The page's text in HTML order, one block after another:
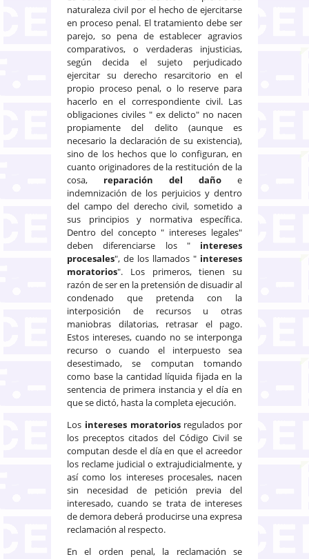
naturaleza civil por el hecho de ejercitarse
en proceso penal. El tratamiento debe ser
parejo, so pena de establecer agravios
comparativos, o verdaderas injusticias,
según decida el sujeto perjudicado
ejercitar su derecho resarcitorio en el
propio proceso penal, o lo reserve para
hacerlo en el correspondiente civil. Las
obligaciones civiles " ex delicto" no nacen
propiamente del delito (aunque es
necesario la declaración de su existencia),
sino de los hechos que lo configuran, en
cuanto originadores de la restitución de la
cosa, reparación del daño e
indemnización de los perjuicios y dentro
del campo del derecho civil, sometido a
sus principios y normativa específica.
Dentro del concepto " intereses legales"
deben diferenciarse los " intereses
procesales", de los llamados " intereses
moratorios". Los primeros, tienen su
razón de ser en la pretensión de disuadir al
condenado que pretenda con la
interposición de recursos u otras
maniobras dilatorias, retrasar el pago.
Estos intereses, cuando no se interponga
recurso o cuando el interpuesto sea
desestimado, se computan tomando
como base la cantidad líquida fijada en la
sentencia de primera instancia y el día en
que se dictó, hasta la completa ejecución.
Los intereses moratoriosregulados por
los preceptos citados del Código Civil se
computan desde el día en que el acreedor
los reclame judicial o extrajudicialmente, y
así como los intereses procesales, nacen
sin necesidad de petición previa del
interesado, cuando se trata de intereses
de demora deberá producirse una expresa
reclamación al respecto.
En el orden penal, la reclamación se